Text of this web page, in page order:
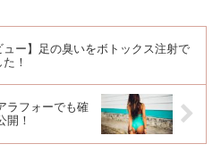
ュー】足の臭いをボトックス注射で
！
ラフォーでも確
開！